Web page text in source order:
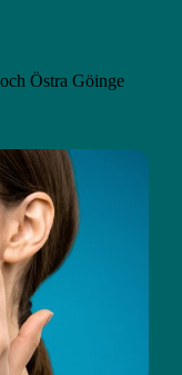
Östra Göinge